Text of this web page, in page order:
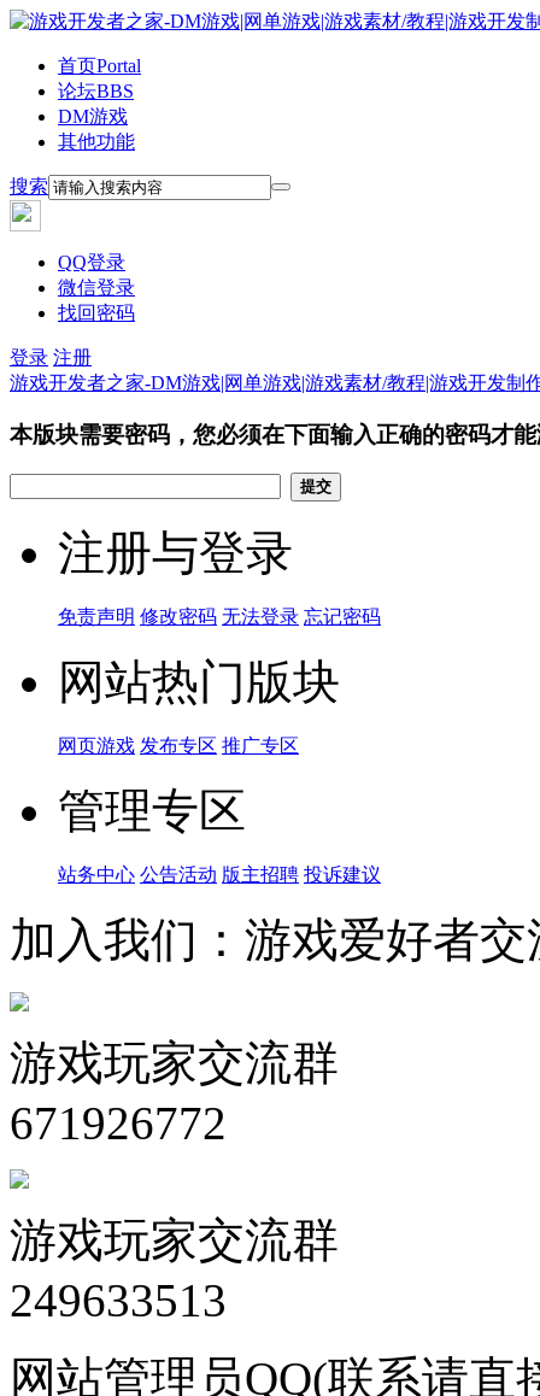
首页Portal
论坛BBS
DM游戏
其他功能
搜索
QQ登录
微信登录
找回密码
登录 注册
游戏开发者之家-DM游戏|网单游戏|游戏素材/教程|游戏开发制
本版块需要密码，您必须在下面输入正确的密码才
提交
注册与登录
免责声明 修改密码 无法登录 忘记密码
网站热门版块
网页游戏 发布专区 推广专区
管理专区
站务中心 公告活动 版主招聘 投诉建议
加入我们：游戏爱好者交
游戏玩家交流群
671926772
游戏玩家交流群
249633513
网站管理员QQ(联系请直